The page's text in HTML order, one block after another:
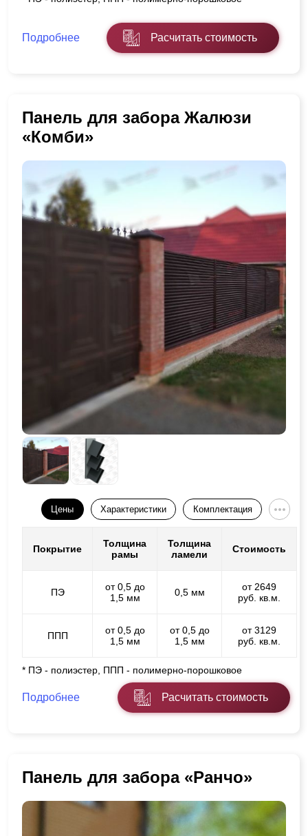
Подробнее Расчитать стоимость
Панель для забора Жалюзи
«Комби»
Цены Характеристики Комплектация
Покрытие
Толщина
рамы
Толщина
ламели
Стоимость
ПЭ
от 0,5 до
1,5 мм
0,5 мм
от 2649
руб. кв.м.
ППП
от 0,5 до
1,5 мм
от 0,5 до
1,5 мм
от 3129
руб. кв.м.
* ПЭ - полиэстер, ППП - полимерно-порошковое
Подробнее Расчитать стоимость
Панель для забора «Ранчо»